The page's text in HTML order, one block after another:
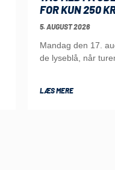
FOR KUN 250
5. AUGUST 2026
Mandag den 17.
de lyseblå, når
LÆS MERE